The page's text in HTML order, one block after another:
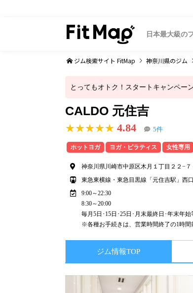
日本最大級の
ジム検索サイト FitMap 神奈川県のジム
とってもオトク！スタートキャンペー
CALDO 元住吉
★★★★★ 4.84 5件
ホットヨガ ヨガ・ピラティス 女性専用
神奈川県川崎市中原区木月１丁目２２−７
東急東横線・東急目黒線「元住吉駅」西
9:00～22:30
8:30～20:00
毎月5日･15日･25日･月末最終日･年末年始
※各種お手続きは、営業時間終了の1時間
ジム情報TOP